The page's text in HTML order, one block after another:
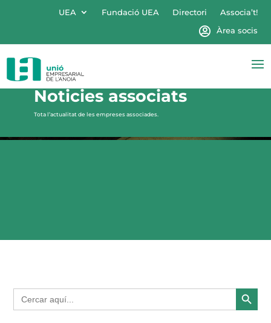
UEA Fundació UEA Directori
Associa’t!
Àrea socis
Noticies associats
Tota l’actualitat de les empreses associades.
Search
for:
Search Button